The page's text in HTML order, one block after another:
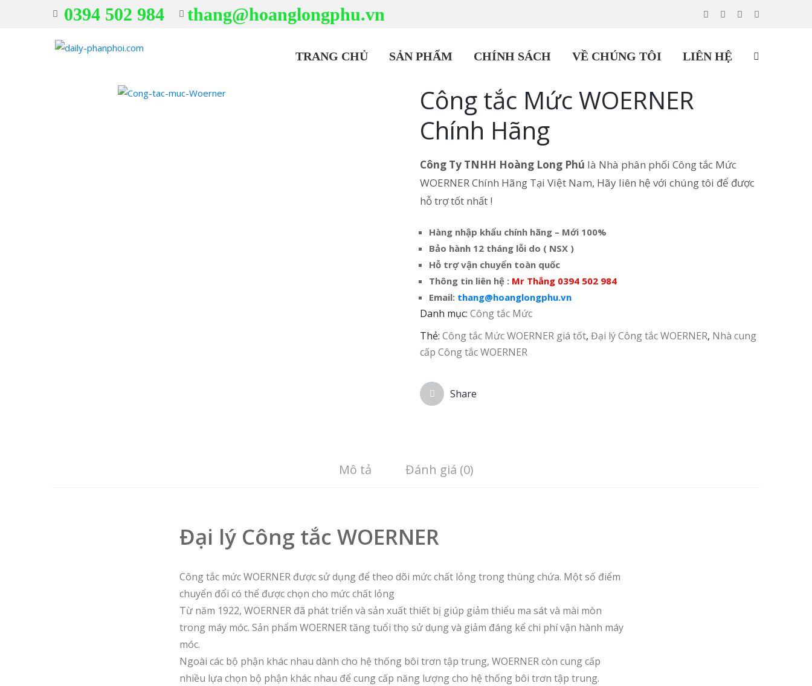
0394 502 984 thang@hoanglongphu.vn
TRANG CHỦ SẢN PHẨM CHÍNH SÁCH VỀ CHÚNG TÔI LIÊN HỆ
Công tắc Mức WOERNER
Chính Hãng
Công Ty TNHH Hoàng Long Phú là Nhà phân phối Công tắc Mức
WOERNER Chính Hãng Tại Việt Nam, Hãy liên hệ với chúng tôi để được
hỗ trợ tốt nhất !
Hàng nhập khẩu chính hãng – Mới 100%
Bảo hành 12 tháng lỗi do ( NSX )
Hỗ trợ vận chuyển toàn quốc
Thông tin liên hệ : Mr Thắng 0394 502 984
Email: thang@hoanglongphu.vn
Danh mục:Công tắc Mức
Thẻ:Công tắc Mức WOERNER giá tốt,Đại lý Công tắc WOERNER, Nhà cung
cấp Công tắc WOERNER
Share
Mô tả Đánh giá (0)
Đại lý Công tắc WOERNER
Công tắc mức WOERNER được sử dụng để theo dõi mức chất lỏng trong thùng chứa. Một số điểm
chuyển đổi có thể được chọn cho mức chất lỏng
Từ năm 1922, WOERNER đã phát triển và sản xuất thiết bị giúp giảm thiểu ma sát và mài mòn
trong máy móc. Sản phẩm WOERNER tăng tuổi thọ sử dụng và giảm đáng kể chi phí vận hành máy
móc.
Ngoài các bộ phận khác nhau dành cho hệ thống bôi trơn tập trung, WOERNER còn cung cấp
nhiều lựa chọn bộ phận khác nhau để cung cấp năng lượng cho hệ thống bôi trơn tập trung.